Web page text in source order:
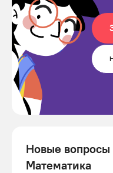
Новые вопросы
Математика